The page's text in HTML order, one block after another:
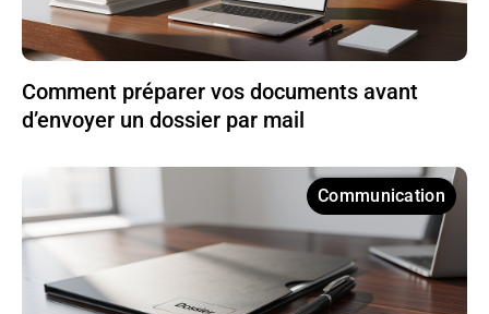
Comment préparer vos documents avant
d’envoyer un dossier par mail
Communication